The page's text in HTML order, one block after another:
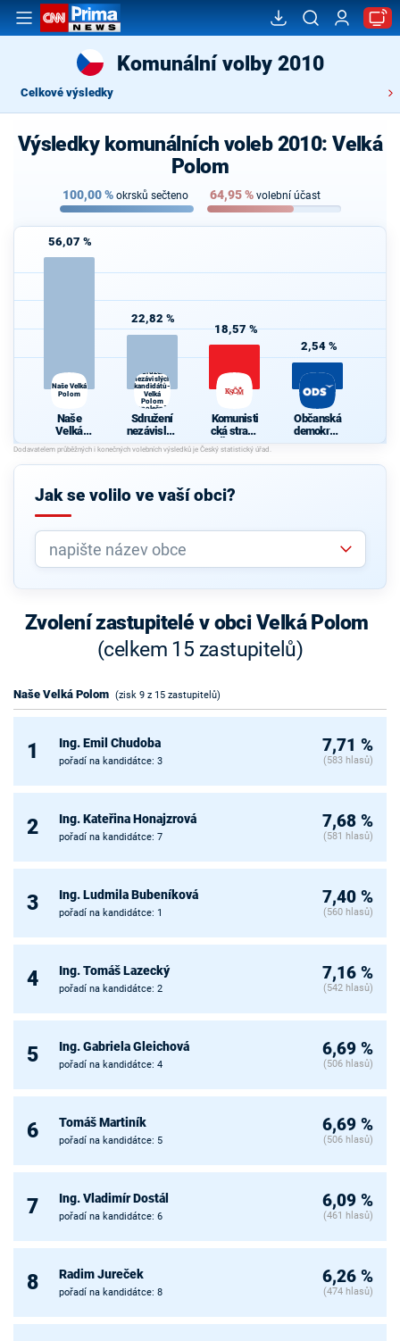
Komunální volby 2010
Celkové výsledky
Výsledky komunálních voleb 2010: Velká
Polom
100,00% okrsků sečteno 64,95% volební účast
56,07 %
Naše Velká
Polom
Naše
Velká
Polom
22,82 %
Sdružení
nezávislých
kandidátů-
Velká
Polom
společně
Sdružení
nezávislýc
h
kandidátů-
Velká
společně
18,57 %
Komunisti
cká strana
Čech a
Moravy
2,54 %
Občanská
demokrati
cká strana
Jak se volilo ve vaší obci?
Zvolení zastupitelé v obci Velká Polom
(celkem 15 zastupitelů)
Naše Velká Polom (zisk 9 z 15 zastupitelů)
1 Ing. Emil Chudoba
pořadí na kandidátce: 3
7,71 %
(583 hlasů)
2 Ing. Kateřina Honajzrová
pořadí na kandidátce: 7
7,68 %
(581 hlasů)
3 Ing. Ludmila Bubeníková
pořadí na kandidátce: 1
7,40 %
(560 hlasů)
4 Ing. Tomáš Lazecký
pořadí na kandidátce: 2
7,16 %
(542 hlasů)
5 Ing. Gabriela Gleichová
pořadí na kandidátce: 4
6,69 %
(506 hlasů)
6 Tomáš Martiník
pořadí na kandidátce: 5
6,69 %
(506 hlasů)
7 Ing. Vladimír Dostál
pořadí na kandidátce: 6
6,09 %
(461 hlasů)
8 Radim Jureček
pořadí na kandidátce: 8
6,26 %
(474 hlasů)